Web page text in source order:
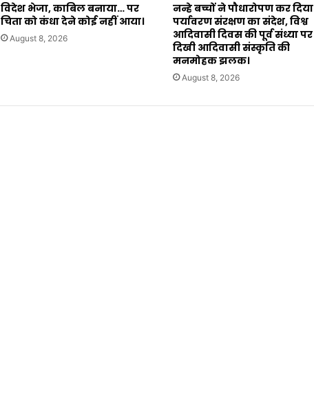
विदेश भेजा, काबिल बनाया… पर
चिता को कंधा देने कोई नहीं आया।
August 8, 2026
नन्हे बच्चों ने पौधारोपण कर दिया
पर्यावरण संरक्षण का संदेश, विश्व
आदिवासी दिवस की पूर्व संध्या पर
दिखी आदिवासी संस्कृति की
मनमोहक झलक।
August 8, 2026